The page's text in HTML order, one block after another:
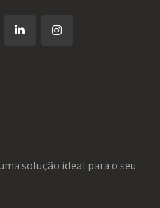
solução ideal para o seu